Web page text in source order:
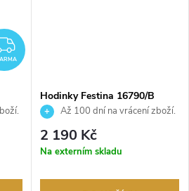
ZDARMA
Hodinky Festina 16790/B
Až 100 dní na vrácení zboží.
Autorizovaný prodejce.
2 190 Kč
Na externím skladu